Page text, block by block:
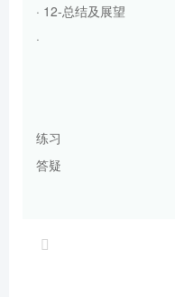
· 12-总结及展望
·
练习
答疑